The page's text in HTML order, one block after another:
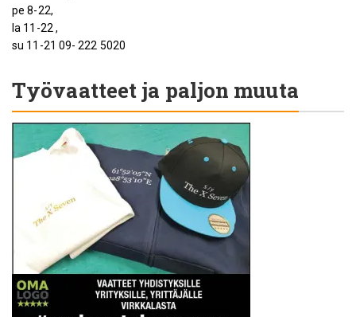
pe 8-22,
la 11-22 ,
su 11-21 09- 222 5020
Työvaatteet ja paljon muuta